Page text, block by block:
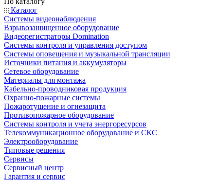
Каталог
Системы видеонаблюдения
Взрывозащищенное оборудование
Видеорегистраторы Domination
Системы контроля и управления доступом
Системы оповещения и музыкальной трансляции
Источники питания и аккумуляторы
Сетевое оборудование
Материалы для монтажа
Кабельно-проводниковая продукция
Охранно-пожарные системы
Пожаротушение и огнезащита
Противопожарное оборудование
Системы контроля и учета энергоресурсов
Телекоммуникационное оборудование и СКС
Электрооборудование
Типовые решения
Сервисы
Сервисный центр
Гарантия и сервис